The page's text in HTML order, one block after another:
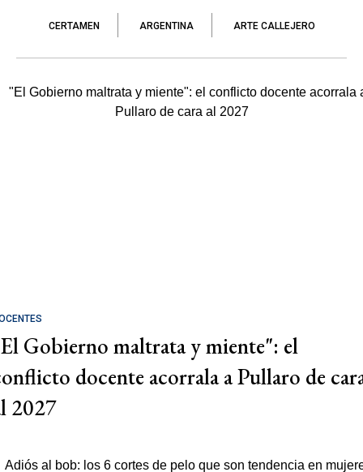
CERTAMEN ARGENTINA ARTE CALLEJERO
Gobierno maltrata y miente": el
docente acorrala a Pullaro de
2027